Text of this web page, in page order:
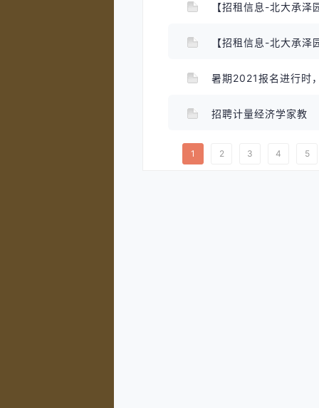
【招租信息-北大承泽
【招租信息-北大承泽
暑期2021报名进行时
招聘计量经济学家教
1 2 3 4 5